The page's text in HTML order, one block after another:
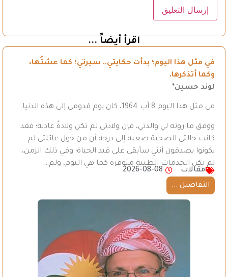
اقرأ أيضاً ...
في مثل هذا اليوم؛ بدأت حكايتي.. سيرتي؛ كما عشتُها،
وكما أتذكرها.
لوند حسين*
في مثل هذا اليوم 8 آب 1964، كان يوم قدومي إلى هذه الدنيا.
ووفق ما روته لي والدتي، فإن ولادتي لم تكن ولادةً عادية؛ فقد
كانت حالتي الصحية صعبة إلى درجة أن من حول عائلتي لم
يكونوا يصدقون أنني سأبقى على قيد الحياة؛ وفي ذلك الزمن،
لم تكن الخدمات الطبية متوفرة كما هي اليوم، ولم…
مقالات
2026-08-08
التفاصيل ...